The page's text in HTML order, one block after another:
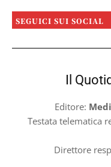
SEGUICI SUI SOCIAL
Il
Editore:
Testata telematica
Direttore